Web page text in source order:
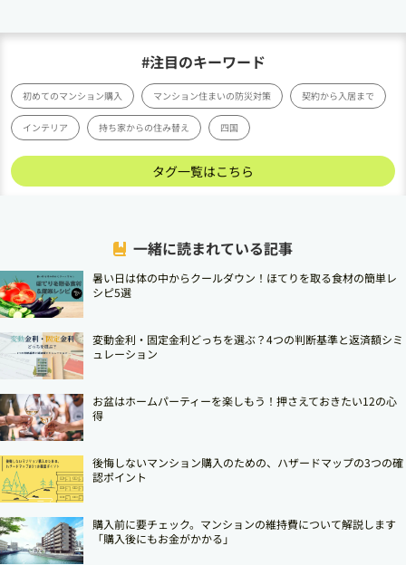
#注目のキーワード
初めてのマンション購入 マンション住まいの防災対策 契約から入居まで
インテリア 持ち家からの住み替え 四国
タグ一覧はこちら
一緒に読まれている記事
暑い日は体の中からクールダウン！ほてりを取る食材の簡単レ
シピ5選
変動金利・固定金利どっちを選ぶ？4つの判断基準と返済額シミ
ュレーション
お盆はホームパーティーを楽しもう！押さえておきたい12の心
得
後悔しないマンション購入のための、ハザードマップの3つの確
認ポイント
購入前に要チェック。マンションの維持費について解説します
「購入後にもお金がかかる」